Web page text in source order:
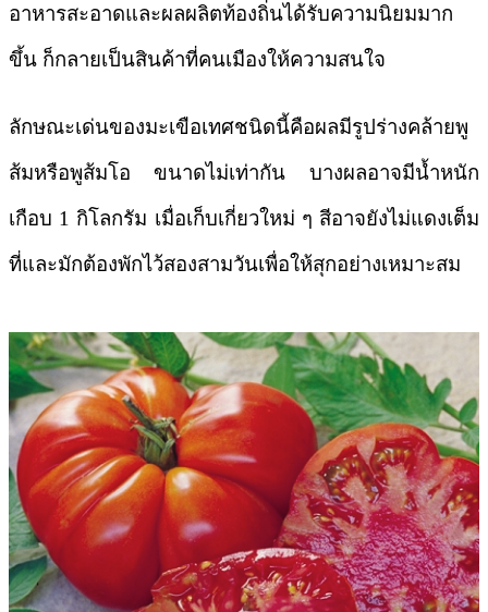
อาหารสะอาดและผลผลิตท้องถิ่นได้รับความนิยมมาก
ขึ้น ก็กลายเป็นสินค้าที่คนเมืองให้ความสนใจ
ลักษณะเด่นของมะเขือเทศชนิดนี้คือผลมีรูปร่างคล้ายพู
ส้มหรือพูส้มโอ ขนาดไม่เท่ากัน บางผลอาจมีน้ำหนัก
เกือบ 1 กิโลกรัม เมื่อเก็บเกี่ยวใหม่ ๆ สีอาจยังไม่แดงเต็ม
ที่และมักต้องพักไว้สองสามวันเพื่อให้สุกอย่างเหมาะสม